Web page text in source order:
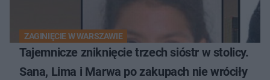
ZAGINIĘCIE W WARSZAWIE
Tajemnicze zniknięcie trzech sióstr w stolicy.
Sana, Lima i Marwa po zakupach nie wróciły